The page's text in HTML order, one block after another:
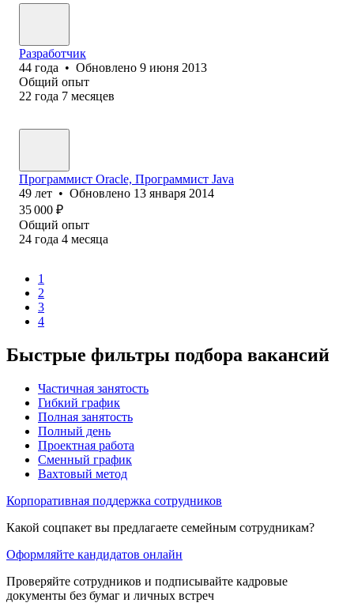
Разработчик
44 года • Обновлено 9 июня 2013
Общий опыт
22 года 7 месяцев
Программист Oracle, Программист Java
49 лет • Обновлено 13 января 2014
35 000 ₽
Общий опыт
24 года 4 месяца
1
2
3
4
Быстрые фильтры подбора вакансий
Частичная занятость
Гибкий график
Полная занятость
Полный день
Проектная работа
Сменный график
Вахтовый метод
Корпоративная поддержка сотрудников
Какой соцпакет вы предлагаете семейным сотрудникам?
Оформляйте кандидатов онлайн
Проверяйте сотрудников и подписывайте кадровые
документы без бумаг и личных встреч